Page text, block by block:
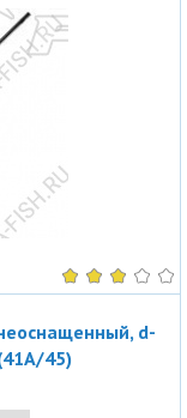
d-
45)